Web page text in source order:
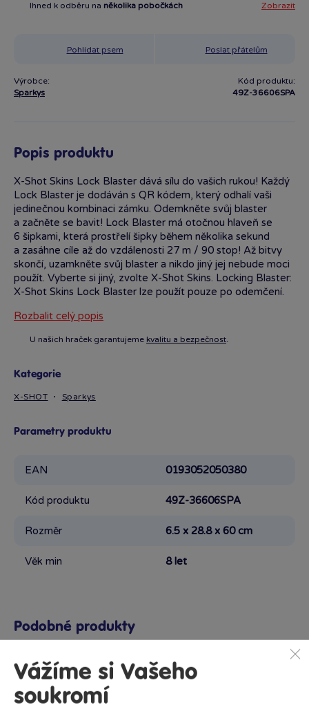
Ihned k odběru na několika pobočkách Zobrazit
Pohlídat psem Poslat přátelům
Výrobce:
Sparkys
Kód produktu:
49Z-36606SPA
Popis produktu
X-Shot Skins Lock Blaster dává sílu do vašich rukou! Každý
Lock Blaster je dodáván s QR kódem, který odhalí vaši
jedinečnou kombinaci zámku. Odemkněte svůj blaster
a začněte se bavit! Lock Blaster má otočnou hlaveň se
6 šipkami, která prostřelí šipky během několika sekund
a zasáhne cíle až do vzdálenosti 27 m / 90 stop! Až bitvy
skončí, uzamkněte svůj blaster a nikdo jiný jej nebude moci
použít. Vyberte si jiný, zvolte X-Shot Skins. Locking Blaster:
X-Shot Skins Lock Blaster lze použít pouze po odemčení.
tím, že jej po použití uzamknete. Jedinečný kód: Najděte
své jedinečné kombinace zámků pomocí QR kódu
a odemkněte svůj blaster. Palebná síla: X-Shot Skins Lock
90 stop! Kapacita šipek: X-Shot Skins Lock Blaster má
8 šipek, která dokáže prostřelit šipky během několika
Rozbalit celý popis
U našich hraček garantujeme kvalitu a bezpečnost.
Kategorie
X-SHOT Sparkys
Parametry produktu
EAN 0193052050380
Kód produktu 49Z-36606SPA
Rozměr 6.5 x 28.8 x 60 cm
Věk min 8 let
Podobné produkty
Proč nakupovat v Bambuli?
Vážíme si Vašeho
soukromí